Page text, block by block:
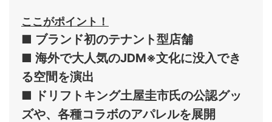
ここがポイント！
■ ブランド初のテナント型店舗
■ 海外で大人気のJDM※文化に没入でき
る空間を演出
■ ドリフトキング土屋圭市氏の公認グッ
ズや、各種コラボのアパレルを展開